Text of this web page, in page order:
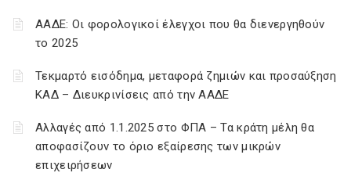
ΑΑΔΕ: Οι φορολογικοί έλεγχοι που θα διενεργηθούν
το 2025
Τεκμαρτό εισόδημα, μεταφορά ζημιών και προσαύξηση
ΚΑΔ – Διευκρινίσεις από την ΑΑΔΕ
Αλλαγές από 1.1.2025 στο ΦΠΑ – Τα κράτη μέλη θα
αποφασίζουν το όριο εξαίρεσης των μικρών
επιχειρήσεων